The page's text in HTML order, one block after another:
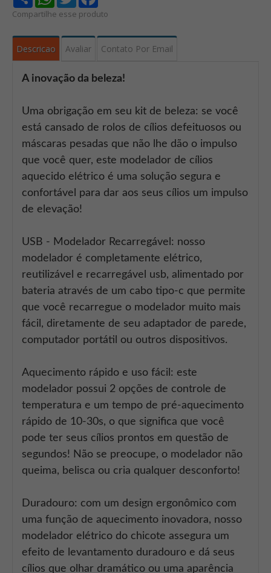
Compartilhe esse produto
Descricao Avaliar Contato Por Email
A inovação da beleza!
Uma obrigação em seu kit de beleza: se você
está cansado de rolos de cílios defeituosos ou
máscaras pesadas que não lhe dão o impulso
que você quer, este modelador de cílios
aquecido elétrico é uma solução segura e
confortável para dar aos seus cílios um impulso
de elevação!
USB - Modelador Recarregável: nosso
modelador é completamente elétrico,
reutilizável e recarregável usb, alimentado por
bateria através de um cabo tipo-c que permite
que você recarregue o modelador muito mais
fácil, diretamente de seu adaptador de parede,
computador portátil ou outros dispositivos.
Aquecimento rápido e uso fácil: este
modelador possui 2 opções de controle de
temperatura e um tempo de pré-aquecimento
rápido de 10-30s, o que significa que você
pode ter seus cílios prontos em questão de
segundos! Não se preocupe, o modelador não
queima, belisca ou cria qualquer desconforto!
Duradouro: com um design ergonômico com
uma função de aquecimento inovadora, nosso
modelador elétrico do chicote assegura um
efeito de levantamento duradouro e dá seus
cílios que olhar dramático ou uma aparência